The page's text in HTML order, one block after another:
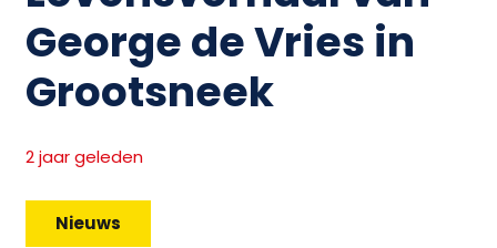
George de Vries in
Grootsneek
2 jaar geleden
Nieuws